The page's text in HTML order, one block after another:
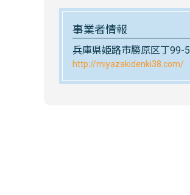
事業者情報
兵庫県姫路市勝原区丁99-5
http://miyazakidenki38.com/